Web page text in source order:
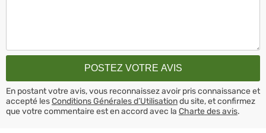
En postant votre avis, vous reconnaissez avoir pris connaissance et
accepté lesConditions Générales d’Utilisationdu site, et confirmez
que votre commentaire est en accord avec la Charte des avis.